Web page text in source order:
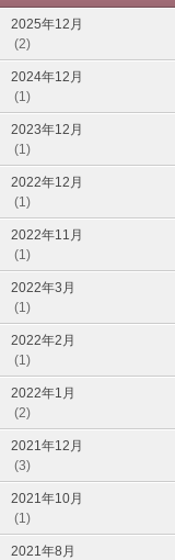
2025年12月
(2)
2024年12月
(1)
2023年12月
(1)
2022年12月
(1)
2022年11月
(1)
2022年3月
(1)
2022年2月
(1)
2022年1月
(2)
2021年12月
(3)
2021年10月
(1)
2021年8月